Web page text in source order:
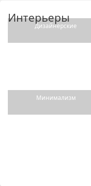
Интерьеры
Дизайнерские
Минимализм